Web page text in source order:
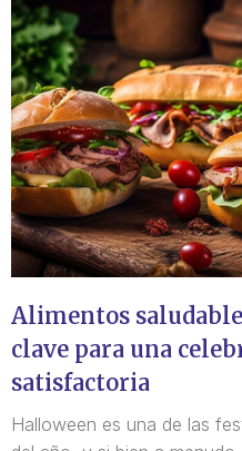
Alimentos
clave para una
satisfactoria
Halloween es una de las